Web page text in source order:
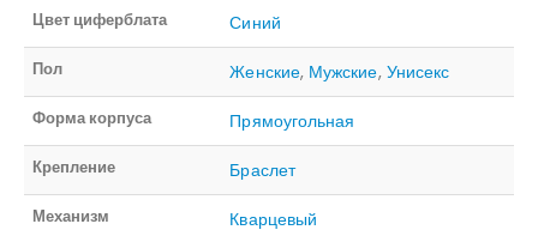
Цвет циферблата Синий
Пол Женские, Мужские, Унисекс
Форма корпуса Прямоугольная
Крепление Браслет
Механизм Кварцевый